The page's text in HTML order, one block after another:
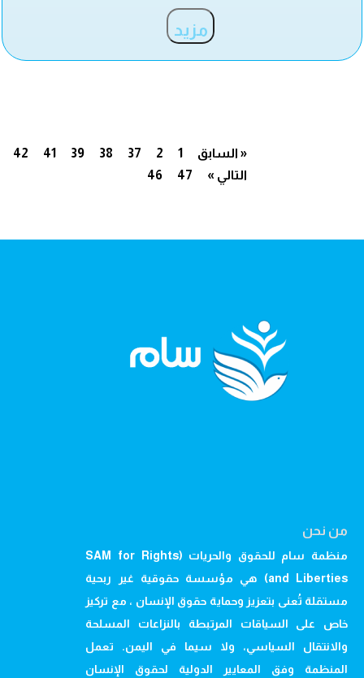
مزيد
« السابق 1
2
37
38
39
41
42
46
47 التالي »
من نحن
منظمة سام للحقوق والحريات (SAM for Rights
and Liberties) هي مؤسسة حقوقية غير ربحية
مستقلة تُعنى بتعزيز وحماية حقوق الإنسان ، مع تركيز
خاص على السياقات المرتبطة بالنزاعات المسلحة
والانتقال السياسي، ولا سيما في اليمن. تعمل
المنظمة وفق المعايير الدولية لحقوق الإنسان